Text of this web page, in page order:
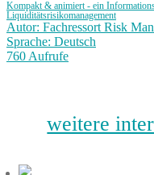
Kompakt & animiert - ein
Liquiditätsrisikomanagement
Autor: Fachressort Risk
Sprache: Deutsch
760 Aufrufe
weitere